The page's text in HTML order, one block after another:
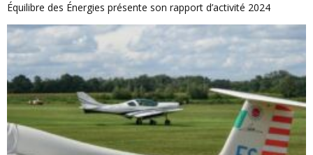
Équilibre des Énergies présente son rapport d’activité 2024